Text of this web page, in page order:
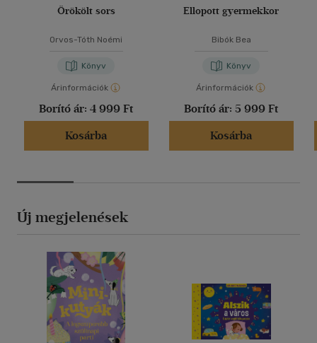
Örökölt sors
Orvos-Tóth Noémi
Könyv
Árinformációk
Borító ár: 4 999 Ft
Kosárba
Ellopott gyermekkor
Bibók Bea
Könyv
Árinformációk
Borító ár: 5 999 Ft
Kosárba
Új megjelenések